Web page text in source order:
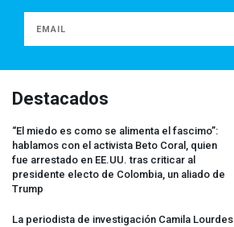
Destacados
“El miedo es como se alimenta el fascimo”:
hablamos con el activista Beto Coral, quien
fue arrestado en EE.UU. tras criticar al
presidente electo de Colombia, un aliado de
Trump
La periodista de investigación Camila Lourdes